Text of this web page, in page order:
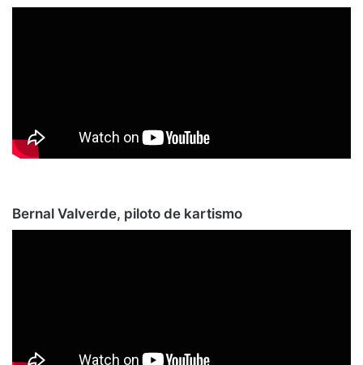
Bernal Valverde, piloto de kartismo